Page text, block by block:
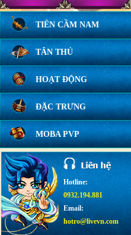
TIÊN CẦM NAM
TÂN THỦ
HOẠT ĐỘNG
ĐẶC TRƯNG
MOBA PVP
Hotline:
0932.194.881
Email:
hotro@livevn.com